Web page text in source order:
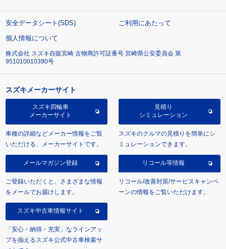
安全データシート(SDS)
ご利用にあたって
個人情報について
株式会社 スズキ自販宮崎 古物商許可証番号 宮崎県公安委員会 第
951010010390号
スズキメーカーサイト
スズキ四輪車
メーカーサイト
車種の詳細などメーカー情報をご覧
いただける、メーカーサイトです。
見積り
シミュレーション
スズキのクルマの見積りを簡単にシ
ミュレーションできます。
メールマガジン登録
ご登録いただくと、さまざまな情報
をメールでお届けします。
リコール等情報
リコール/改善対策/サービスキャンペ
ーンの情報をご覧いただけます。
スズキ中古車情報サイト
「安心・納得・充実」なラインアッ
プを揃えるスズキ公式中古車検索サ